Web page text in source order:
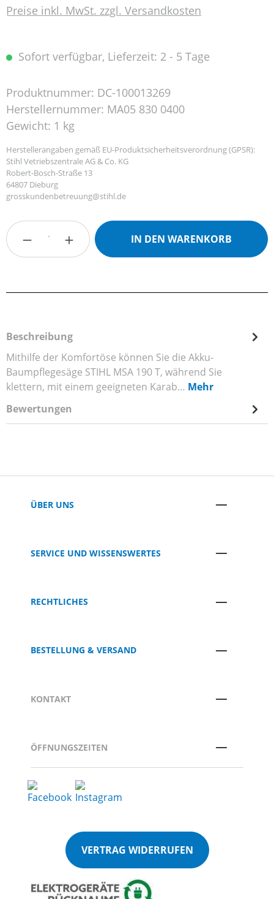
Preise inkl. MwSt. zzgl. Versandkosten
Sofort verfügbar, Lieferzeit: 2 - 5 Tage
Produktnummer: DC-100013269
Herstellernummer: MA05 830 0400
Gewicht: 1 kg
Herstellerangaben gemäß EU-Produktsicherheitsverordnung (GPSR):
Stihl Vetriebszentrale AG & Co. KG
Robert-Bosch-Straße 13
64807 Dieburg
grosskundenbetreuung@stihl.de
Produkt Anzahl: Gib den gewünschten
IN DEN WARENKORB
Beschreibung
Mithilfe der Komfortöse können Sie die Akku-
Baumpflegesäge STIHL MSA 190 T, während Sie
klettern, mit einem geeigneten Karab… Mehr
Bewertungen
ÜBER UNS
SERVICE UND WISSENSWERTES
RECHTLICHES
BESTELLUNG & VERSAND
KONTAKT
ÖFFNUNGSZEITEN
VERTRAG WIDERRUFEN